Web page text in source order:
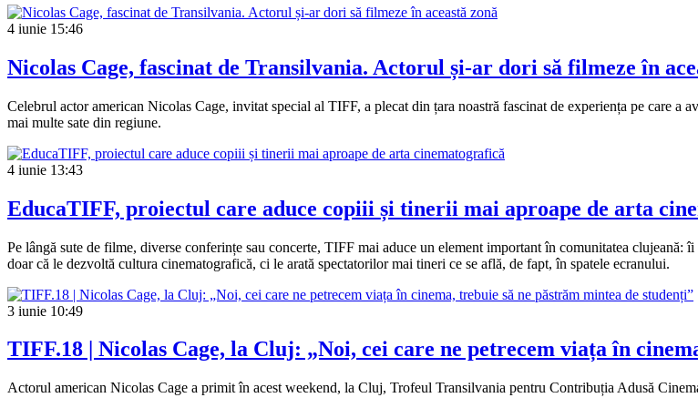
4 iunie 15:46
Nicolas Cage, fascinat de Transilvania. Actorul și-ar dori să filmeze în
Celebrul actor american Nicolas Cage, invitat special al TIFF, a plecat din țara noastră fascinat de experiența pe care
mai multe sate din regiune.
4 iunie 13:43
EducaTIFF, proiectul care aduce copiii și tinerii mai aproape de arta
Pe lângă sute de filme, diverse conferințe sau concerte, TIFF mai aduce un element important în comunitatea
doar că le dezvoltă cultura cinematografică, ci le arată spectatorilor mai tineri ce se află, de fapt, în spatele ecranului.
3 iunie 10:49
TIFF.18 | Nicolas Cage, la Cluj: „Noi, cei care ne petrecem viața în
Actorul american Nicolas Cage a primit în acest weekend, la Cluj, Trofeul Transilvania pentru Contribuția Adusă